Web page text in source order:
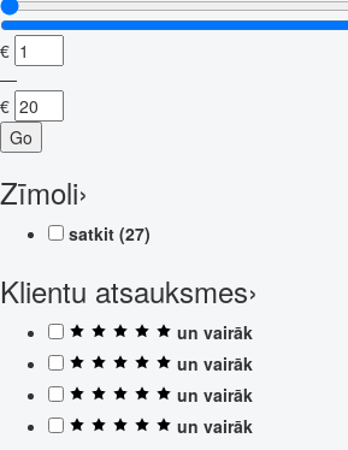
€
—
€
Go
Zīmoli›
satkit (27)
Klientu atsauksmes›
un vairāk
un vairāk
un vairāk
un vairāk